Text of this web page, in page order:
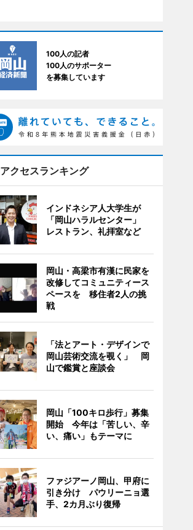
100人の記者
100人のサポーター
を募集しています
アクセスランキング
インドネシア人大学生が
「岡山ハラルセンター」
レストラン、礼拝室など
岡山・高梁市有漢に民家を
改修してコミュニティース
ペースを 移住者2人の挑
戦
「法とアート・デザインで
岡山芸術交流を覗く」 岡
山で鑑賞と座談会
岡山「100キロ歩行」募集
開始 今年は「苦しい、辛
い、痛い」もテーマに
ファジアーノ岡山、甲府に
引き分け パウリーニョ選
手、2カ月ぶり復帰